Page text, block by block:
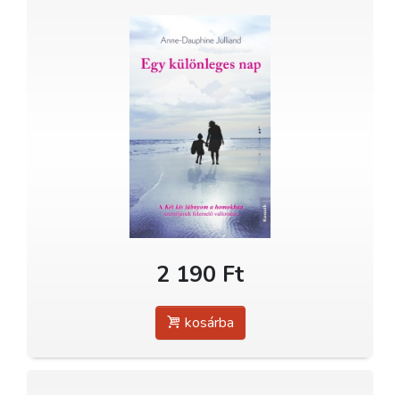
2 190 Ft
kosárba